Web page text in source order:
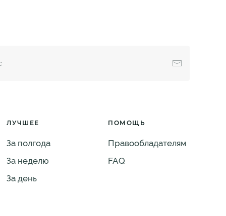
ЛУЧШЕЕ
За полгода
За неделю
За день
ПОМОЩЬ
Правообладателям
FAQ